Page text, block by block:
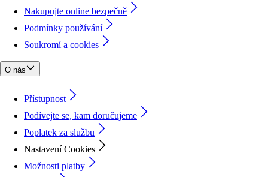
Nakupujte online bezpečně
Podmínky používání
Soukromí a cookies
O nás
Přístupnost
Podívejte se, kam doručujeme
Poplatek za službu
Nastavení Cookies
Možnosti platby